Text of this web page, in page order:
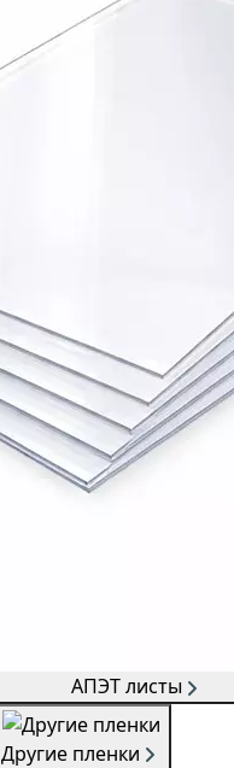
АПЭТ листы
Другие пленки